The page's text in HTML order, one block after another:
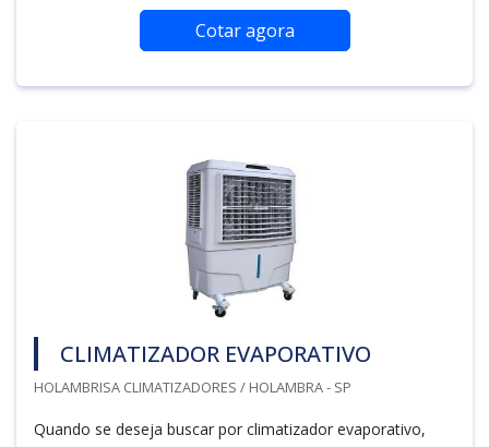
Cotar agora
CLIMATIZADOR EVAPORATIVO
HOLAMBRISA CLIMATIZADORES / HOLAMBRA - SP
Quando se deseja buscar por climatizador evaporativo,